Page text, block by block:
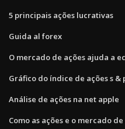
5 principais ações lucrativas
Guida al forex
O mercado de ações ajuda a
Gráfico do índice de ações s &
Análise de ações na net apple
Como as ações e o mercado